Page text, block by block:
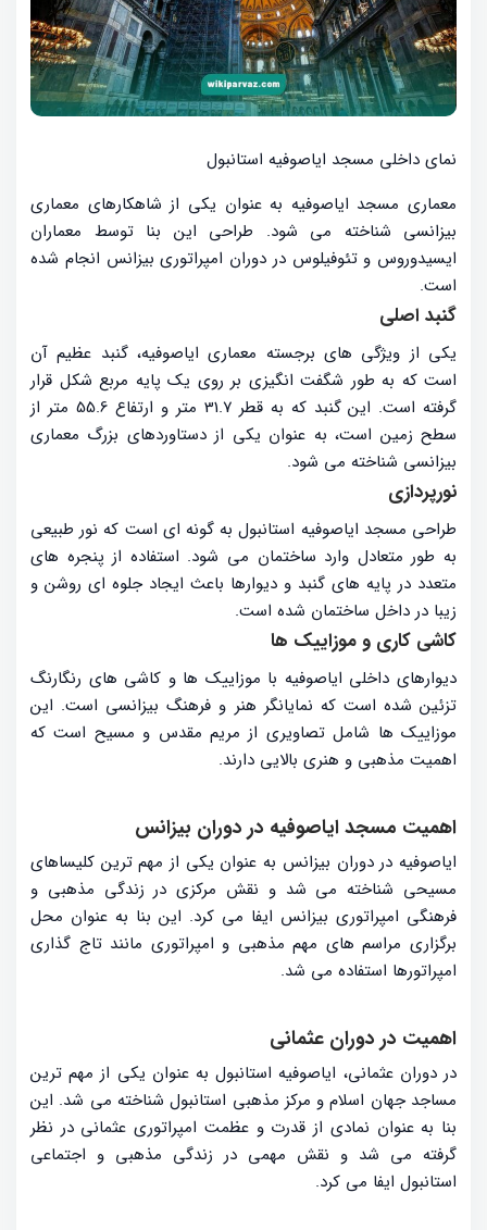
نمای داخلی مسجد ایاصوفیه استانبول
معماری مسجد ایاصوفیه به عنوان یکی از شاهکارهای معماری
بیزانسی شناخته می شود. طراحی این بنا توسط معماران
ایسیدوروس و تئوفیلوس در دوران امپراتوری بیزانس انجام شده
است.
گنبد اصلی
یکی از ویژگی های برجسته معماری ایاصوفیه، گنبد عظیم آن
است که به طور شگفت انگیزی بر روی یک پایه مربع شکل قرار
گرفته است. این گنبد که به قطر 31.7 متر و ارتفاع 55.6 متر از
سطح زمین است، به عنوان یکی از دستاوردهای بزرگ معماری
بیزانسی شناخته می شود.
نورپردازی
طراحی مسجد ایاصوفیه استانبول به گونه ای است که نور طبیعی
به طور متعادل وارد ساختمان می شود. استفاده از پنجره های
متعدد در پایه های گنبد و دیوارها باعث ایجاد جلوه ای روشن و
زیبا در داخل ساختمان شده است.
کاشی کاری و موزاییک ها
دیوارهای داخلی ایاصوفیه با موزاییک ها و کاشی های رنگارنگ
تزئین شده است که نمایانگر هنر و فرهنگ بیزانسی است. این
موزاییک ها شامل تصاویری از مریم مقدس و مسیح است که
اهمیت مذهبی و هنری بالایی دارند.
اهمیت مسجد ایاصوفیه در دوران بیزانس
ایاصوفیه در دوران بیزانس به عنوان یکی از مهم ترین کلیساهای
مسیحی شناخته می شد و نقش مرکزی در زندگی مذهبی و
فرهنگی امپراتوری بیزانس ایفا می کرد. این بنا به عنوان محل
برگزاری مراسم های مهم مذهبی و امپراتوری مانند تاج گذاری
امپراتورها استفاده می شد.
اهمیت در دوران عثمانی
در دوران عثمانی، ایاصوفیه استانبول به عنوان یکی از مهم ترین
مساجد جهان اسلام و مرکز مذهبی استانبول شناخته می شد. این
بنا به عنوان نمادی از قدرت و عظمت امپراتوری عثمانی در نظر
گرفته می شد و نقش مهمی در زندگی مذهبی و اجتماعی
استانبول ایفا می کرد.